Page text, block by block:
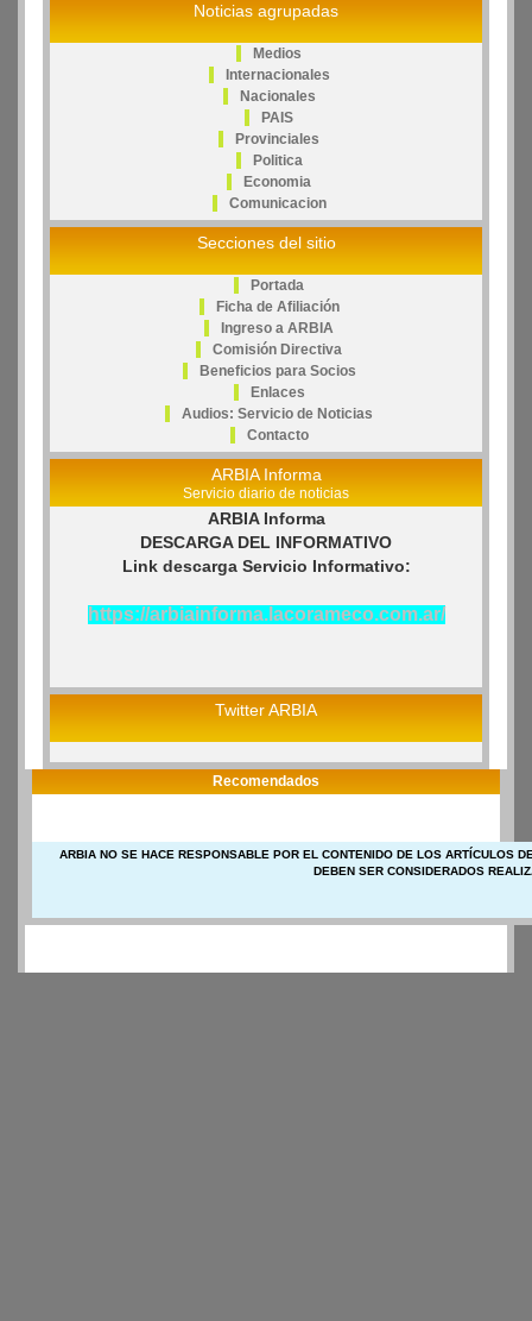
Noticias agrupadas
Medios
Internacionales
Nacionales
PAIS
Provinciales
Politica
Economia
Comunicacion
Secciones del sitio
Portada
Ficha de Afiliación
Ingreso a ARBIA
Comisión Directiva
Beneficios para Socios
Enlaces
Audios: Servicio de Noticias
Contacto
ARBIA Informa
Servicio diario de noticias
ARBIA Informa
DESCARGA DEL INFORMATIVO
Link descarga Servicio Informativo:
https://arbiainforma.lacorameco.com.ar/
Twitter ARBIA
Recomendados
ARBIA NO SE HACE RESPONSABLE POR EL CONTENIDO DE LOS ARTÍCULOS
DEBEN SER CONSIDERADOS